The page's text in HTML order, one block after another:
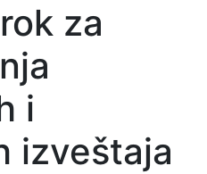
za
i
izveštaja